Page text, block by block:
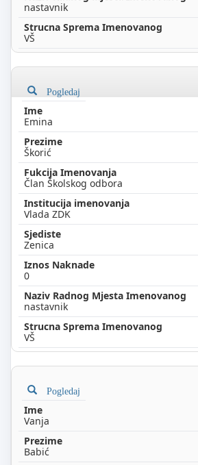
nastavnik
VŠ
Pogledaj
Emina
Škorić
Član Školskog odbora
Vlada ZDK
Zenica
0
nastavnik
VŠ
Pogledaj
Vanja
Babić